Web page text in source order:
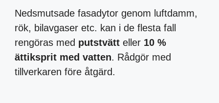
Nedsmutsade fasadytor genom luftdamm,
rök, bilavgaser etc. kan i de flesta fall
rengöras med putstvätt eller 10 %
ättiksprit med vatten. Rådgör med
tillverkaren före åtgärd.